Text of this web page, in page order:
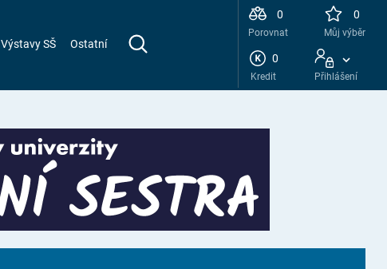
Výstavy SŠ Ostatní
0
Porovnat
0
Můj výběr
0
Kredit Přihlášení